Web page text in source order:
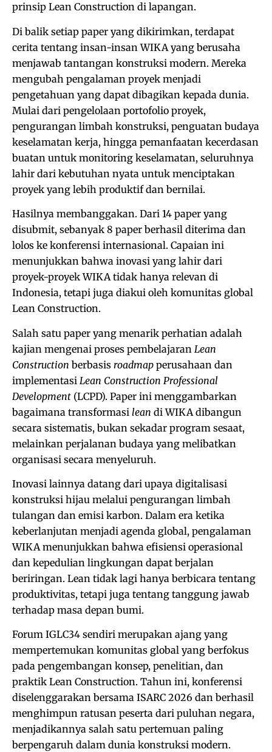
prinsip Lean Construction di lapangan.
Di balik setiap paper yang dikirimkan, terdapat
cerita tentang insan-insan WIKA yang berusaha
menjawab tantangan konstruksi modern. Mereka
mengubah pengalaman proyek menjadi
pengetahuan yang dapat dibagikan kepada dunia.
Mulai dari pengelolaan portofolio proyek,
pengurangan limbah konstruksi, penguatan budaya
keselamatan kerja, hingga pemanfaatan kecerdasan
buatan untuk monitoring keselamatan, seluruhnya
lahir dari kebutuhan nyata untuk menciptakan
proyek yang lebih produktif dan bernilai.
Hasilnya membanggakan. Dari 14 paper yang
disubmit, sebanyak 8 paper berhasil diterima dan
lolos ke konferensi internasional. Capaian ini
menunjukkan bahwa inovasi yang lahir dari
proyek-proyek WIKA tidak hanya relevan di
Indonesia, tetapi juga diakui oleh komunitas global
Lean Construction.
Salah satu paper yang menarik perhatian adalah
kajian mengenai proses pembelajaran Lean
Construction berbasis roadmap perusahaan dan
implementasi Lean Construction Professional
Development (LCPD). Paper ini menggambarkan
bagaimana transformasi lean di WIKA dibangun
secara sistematis, bukan sekadar program sesaat,
melainkan perjalanan budaya yang melibatkan
organisasi secara menyeluruh.
Inovasi lainnya datang dari upaya digitalisasi
konstruksi hijau melalui pengurangan limbah
tulangan dan emisi karbon. Dalam era ketika
keberlanjutan menjadi agenda global, pengalaman
WIKA menunjukkan bahwa efisiensi operasional
dan kepedulian lingkungan dapat berjalan
beriringan. Lean tidak lagi hanya berbicara tentang
produktivitas, tetapi juga tentang tanggung jawab
terhadap masa depan bumi.
Forum IGLC34 sendiri merupakan ajang yang
mempertemukan komunitas global yang berfokus
pada pengembangan konsep, penelitian, dan
praktik Lean Construction. Tahun ini, konferensi
diselenggarakan bersama ISARC 2026 dan berhasil
menghimpun ratusan peserta dari puluhan negara,
menjadikannya salah satu pertemuan paling
berpengaruh dalam dunia konstruksi modern.